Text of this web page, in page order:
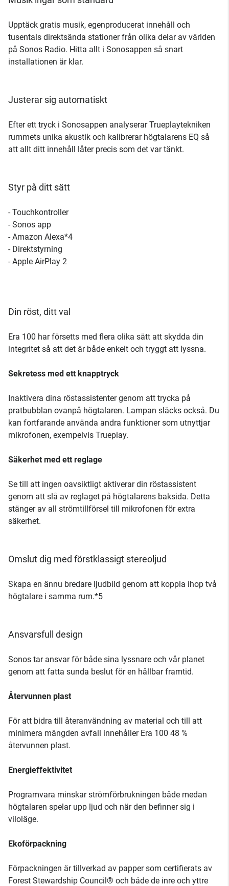
Upptäck gratis musik, egenproducerat innehåll och
tusentals direktsända stationer från olika delar av världen
på Sonos Radio. Hitta allt i Sonosappen så snart
installationen är klar.
Justerar sig automatiskt
Efter ett tryck i Sonosappen analyserar Trueplaytekniken
rummets unika akustik och kalibrerar högtalarens EQ så
att allt ditt innehåll låter precis som det var tänkt.
Styr på ditt sätt
- Touchkontroller
- Sonos app
- Amazon Alexa*4
- Direktstyrning
- Apple AirPlay 2
Din röst, ditt val
Era 100 har försetts med flera olika sätt att skydda din
integritet så att det är både enkelt och tryggt att lyssna.
Sekretess med ett knapptryck
Inaktivera dina röstassistenter genom att trycka på
pratbubblan ovanpå högtalaren. Lampan släcks också. Du
kan fortfarande använda andra funktioner som utnyttjar
mikrofonen, exempelvis Trueplay.
Säkerhet med ett reglage
Se till att ingen oavsiktligt aktiverar din röstassistent
genom att slå av reglaget på högtalarens baksida. Detta
stänger av all strömtillförsel till mikrofonen för extra
säkerhet.
Omslut dig med förstklassigt stereoljud
Skapa en ännu bredare ljudbild genom att koppla ihop två
högtalare i samma rum.*5
Ansvarsfull design
Sonos tar ansvar för både sina lyssnare och vår planet
genom att fatta sunda beslut för en hållbar framtid.
Återvunnen plast
För att bidra till återanvändning av material och till att
minimera mängden avfall innehåller Era 100 48 %
återvunnen plast.
Energieffektivitet
Programvara minskar strömförbrukningen både medan
högtalaren spelar upp ljud och när den befinner sig i
viloläge.
Ekoförpackning
Förpackningen är tillverkad av papper som certifierats av
Forest Stewardship Council® och både de inre och yttre